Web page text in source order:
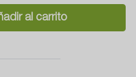
al carrito